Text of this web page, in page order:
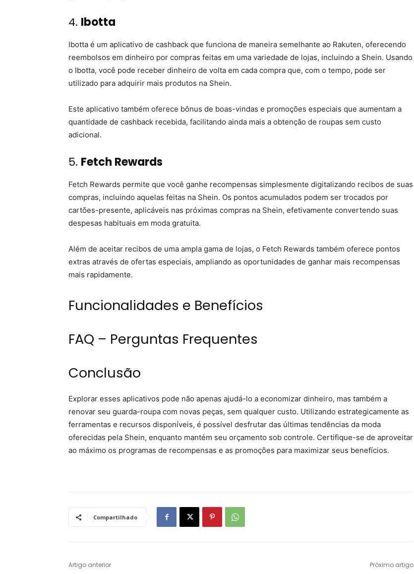
4. Ibotta
Ibotta é um aplicativo de cashback que funciona de maneira semelhante ao Rakuten, oferecendo
reembolsos em dinheiro por compras feitas em uma variedade de lojas, incluindo a Shein. Usando
o Ibotta, você pode receber dinheiro de volta em cada compra que, com o tempo, pode ser
utilizado para adquirir mais produtos na Shein.
Este aplicativo também oferece bônus de boas-vindas e promoções especiais que aumentam a
quantidade de cashback recebida, facilitando ainda mais a obtenção de roupas sem custo
adicional.
5. Fetch Rewards
Fetch Rewards permite que você ganhe recompensas simplesmente digitalizando recibos de suas
compras, incluindo aquelas feitas na Shein. Os pontos acumulados podem ser trocados por
cartões-presente, aplicáveis nas próximas compras na Shein, efetivamente convertendo suas
despesas habituais em moda gratuita.
Além de aceitar recibos de uma ampla gama de lojas, o Fetch Rewards também oferece pontos
extras através de ofertas especiais, ampliando as oportunidades de ganhar mais recompensas
mais rapidamente.
Funcionalidades e Benefícios
FAQ – Perguntas Frequentes
Conclusão
Explorar esses aplicativos pode não apenas ajudá-lo a economizar dinheiro, mas também a
renovar seu guarda-roupa com novas peças, sem qualquer custo. Utilizando estrategicamente as
ferramentas e recursos disponíveis, é possível desfrutar das últimas tendências da moda
oferecidas pela Shein, enquanto mantém seu orçamento sob controle. Certifique-se de aproveitar
ao máximo os programas de recompensas e as promoções para maximizar seus benefícios.
Compartilhado
Artigo anterior Próximo artigo